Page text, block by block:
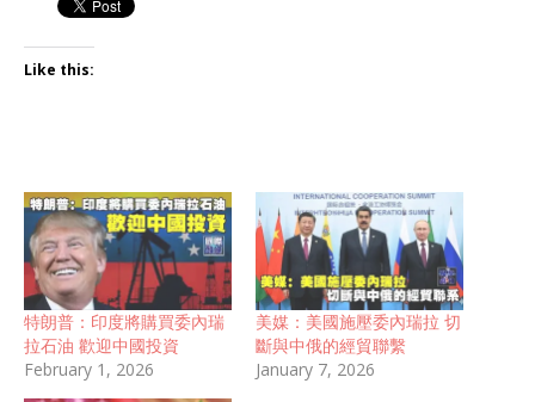
Like this:
特朗普：印度將購買委內瑞
拉石油 歡迎中國投資
February 1, 2026
美媒：美國施壓委內瑞拉 切
斷與中俄的經貿聯繫
January 7, 2026